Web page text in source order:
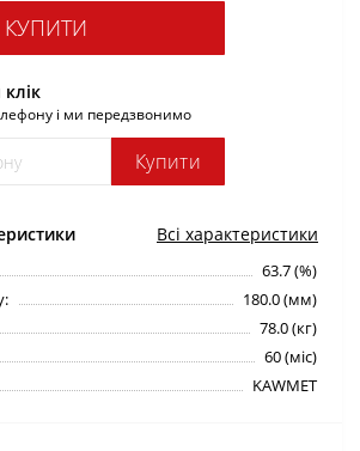
Всі характеристики
63.7 (%)
180.0 (мм)
78.0 (кг)
60 (міс)
KAWMET
КУПИТИ
і ми передзвонимо
Купити